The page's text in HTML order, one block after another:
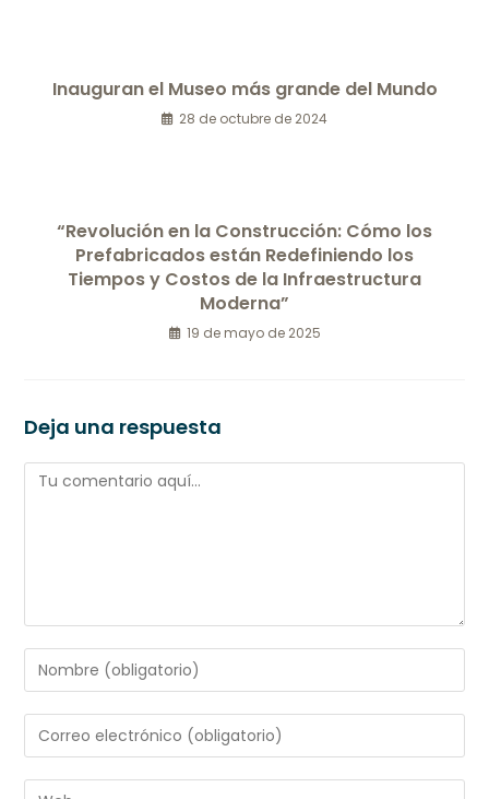
Inauguran el Museo más grande del Mundo
28 de octubre de 2024
“Revolución en la Construcción: Cómo los
Prefabricados están Redefiniendo los
Tiempos y Costos de la Infraestructura
Moderna”
19 de mayo de 2025
Deja una respuesta